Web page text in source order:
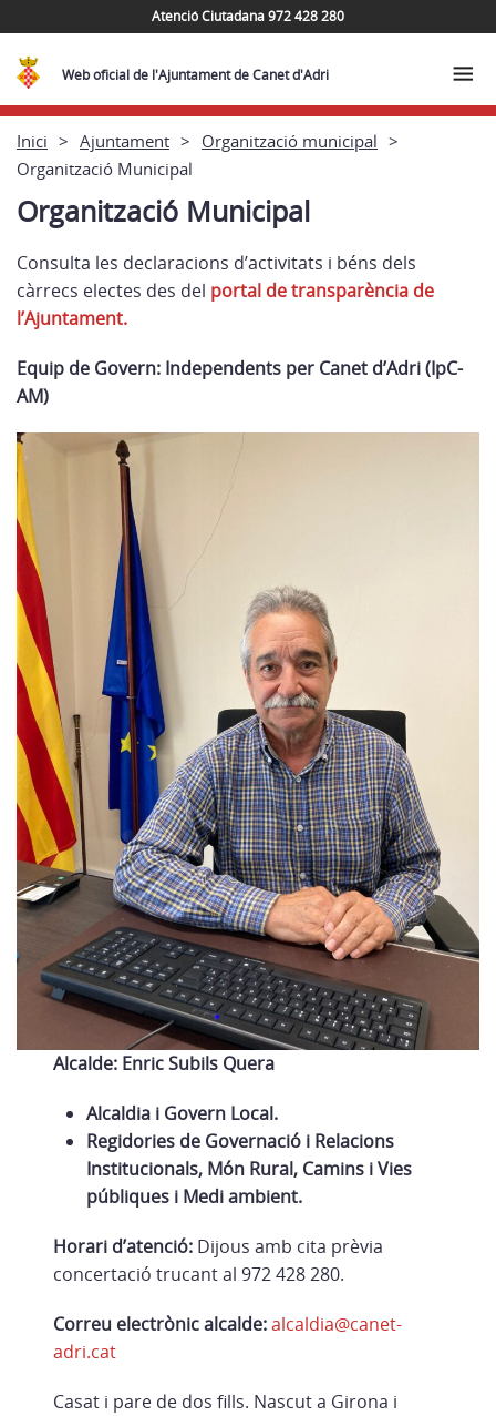
Atenció Ciutadana 972 428 280
Web oficial de l'Ajuntament de Canet d'Adri
Inici Ajuntament
Organització municipal
Organització Municipal
Organització Municipal
Consulta les declaracions d’activitats i béns dels
càrrecs electes des del portal de transparència de
l’Ajuntament.
Equip de Govern: Independents per Canet d’Adri (IpC-
AM)
Alcalde: Enric Subils Quera
Alcaldia i Govern Local.
Regidories de Governació i Relacions
Institucionals, Món Rural, Camins i Vies
públiques i Medi ambient.
Horari d’atenció: Dijous amb cita prèvia
concertació trucant al 972 428 280.
Correu electrònic alcalde: alcaldia@canet-
adri.cat
Casat i pare de dos fills. Nascut a Girona i